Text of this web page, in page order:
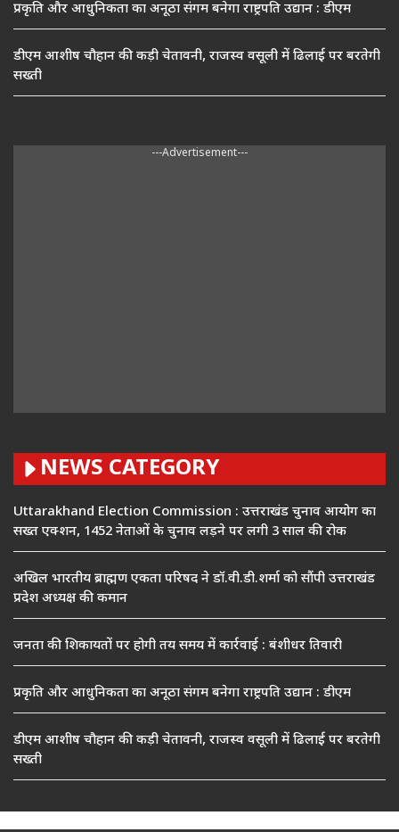
प्रकृति और आधुनिकता का अनूठा संगम बनेगा राष्ट्रपति उद्यान : डीएम
डीएम आशीष चौहान की कड़ी चेतावनी, राजस्व वसूली में ढिलाई पर बरतेगी
सख्ती
---Advertisement---
NEWS CATEGORY
Uttarakhand Election Commission : उत्तराखंड चुनाव आयोग का
सख्त एक्शन, 1452 नेताओं के चुनाव लड़ने पर लगी 3 साल की रोक
अखिल भारतीय ब्राह्मण एकता परिषद ने डॉ.वी.डी.शर्मा को सौंपी उत्तराखंड
प्रदेश अध्यक्ष की कमान
जनता की शिकायतों पर होगी तय समय में कार्रवाई : बंशीधर तिवारी
प्रकृति और आधुनिकता का अनूठा संगम बनेगा राष्ट्रपति उद्यान : डीएम
डीएम आशीष चौहान की कड़ी चेतावनी, राजस्व वसूली में ढिलाई पर बरतेगी
सख्ती